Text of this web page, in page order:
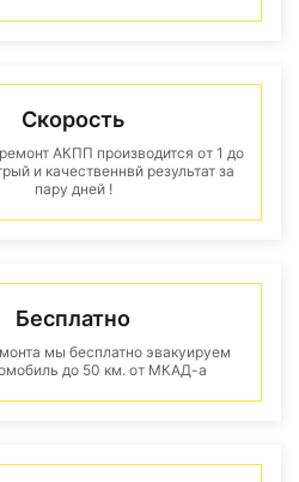
Скорость
АКПП производится от 1 до
и качественнвй результат за
пару дней !
Бесплатно
мы бесплатно эвакуируем
до 50 км. от МКАД-а